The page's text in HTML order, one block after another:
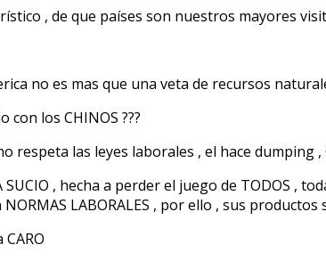
, de que países son nuestros mayores
no es mas que una veta de recursos
los CHINOS ???
respeta las leyes laborales , el hace dumping ,
SUCIO , hecha a perder el juego de TODOS ,
LABORALES , por ello , sus